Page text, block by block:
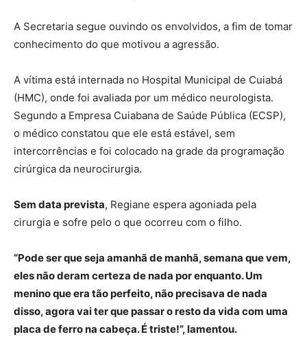
A Secretaria segue ouvindo os envolvidos, a fim de tomar
conhecimento do que motivou a agressão.
A vítima está internada no Hospital Municipal de Cuiabá
(HMC), onde foi avaliada por um médico neurologista.
Segundo a Empresa Cuiabana de Saúde Pública (ECSP),
o médico constatou que ele está estável, sem
intercorrências e foi colocado na grade da programação
cirúrgica da neurocirurgia.
Sem data prevista, Regiane espera agoniada pela
cirurgia e sofre pelo o que ocorreu com o filho.
“Pode ser que seja amanhã de manhã, semana que vem,
eles não deram certeza de nada por enquanto. Um
menino que era tão perfeito, não precisava de nada
disso, agora vai ter que passar o resto da vida com uma
placa de ferro na cabeça. É triste!”, lamentou.